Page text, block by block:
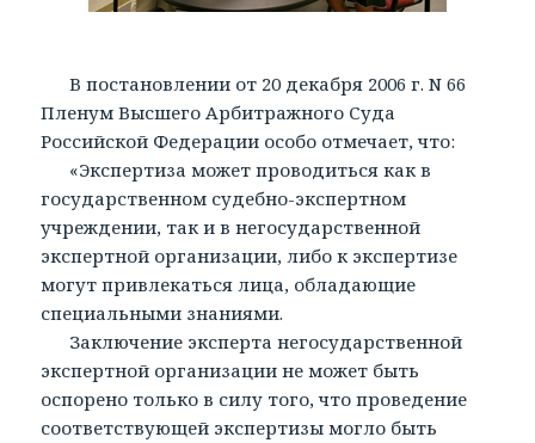
В постановлении от 20 декабря 2006 г. N 66
Пленум Высшего Арбитражного Суда
Российской Федерации особо отмечает, что:
«Экспертиза может проводиться как в
государственном судебно-экспертном
учреждении, так и в негосударственной
экспертной организации, либо к экспертизе
могут привлекаться лица, обладающие
специальными знаниями.
Заключение эксперта негосударственной
экспертной организации не может быть
оспорено только в силу того, что проведение
соответствующей экспертизы могло быть